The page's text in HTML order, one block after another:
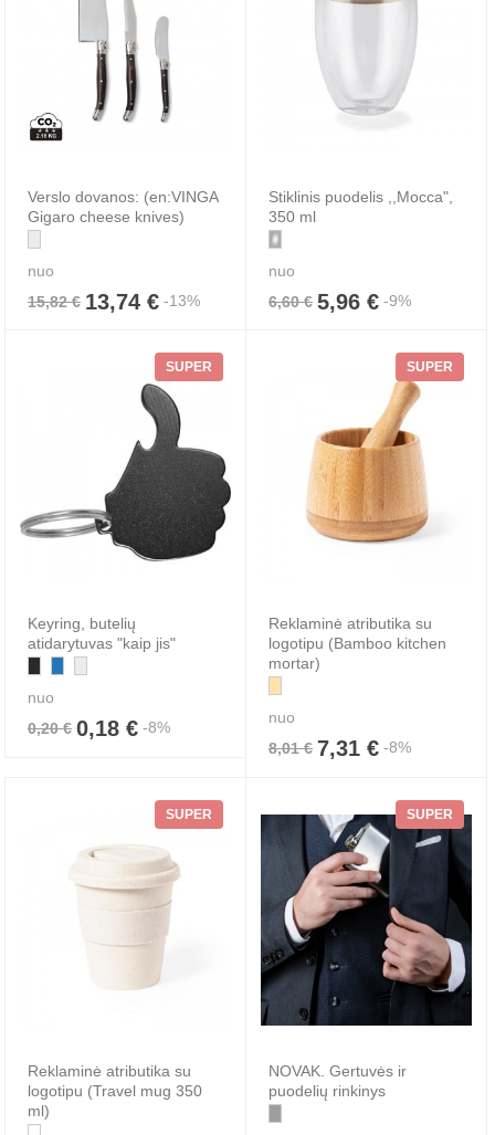
Verslo dovanos: (en:VINGA
Gigaro cheese knives)
nuo
15,82 € 13,74 € -13%
Stiklinis puodelis ,,Mocca",
350 ml
nuo
6,60 € 5,96 € -9%
SUPER
Keyring, butelių
atidarytuvas "kaip jis"
nuo
0,20 € 0,18 € -8%
SUPER
Reklaminė atributika su
logotipu (Bamboo kitchen
mortar)
nuo
8,01 € 7,31 € -8%
SUPER
Reklaminė atributika su
logotipu (Travel mug 350
ml)
SUPER
NOVAK. Gertuvės ir
puodelių rinkinys